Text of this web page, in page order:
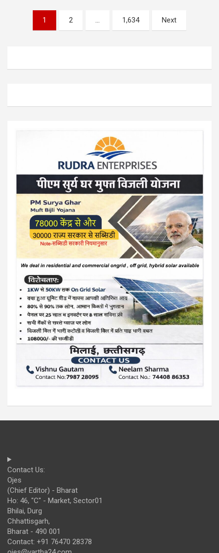
pagination
1 2 … 1,634 Next
Contact Us:
Ojes
(Chief Editor) - Bharat
Ho: 46, "C" - Market, Sector01
Bhilai, Durg
Chhattisgarh,
Bharat - 490 001
Contact: +91 76470 28378